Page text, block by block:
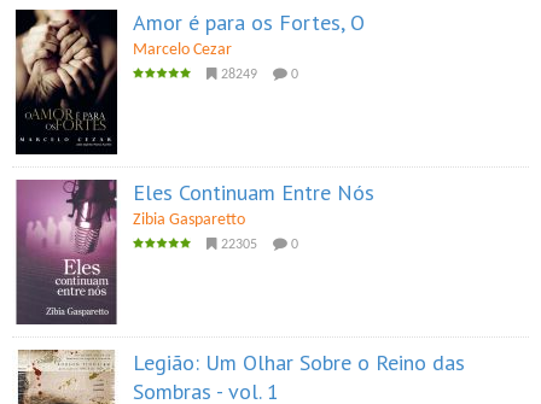
Amor é para os Fortes, O
Marcelo Cezar
28249 0
Eles Continuam Entre Nós
Zibia Gasparetto
22305 0
Legião: Um Olhar Sobre o Reino das
Sombras - vol. 1